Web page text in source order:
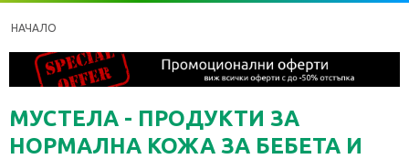
НАЧАЛО
МУСТЕЛА - ПРОДУКТИ ЗА
НОРМАЛНА КОЖА ЗА БЕБЕТА И